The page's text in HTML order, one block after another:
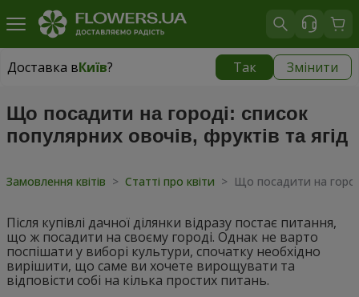
Доставка вКиїв? Так Змінити
Доставка вКиїв
Що посадити на городі: список
популярних овочів, фруктів та ягід
Замовлення квітів > Статті про квіти > Що посадити на
Після купівлі дачної ділянки відразу постає питання,
що ж посадити на своєму городі. Однак не варто
поспішати у виборі культури, спочатку необхідно
вирішити, що саме ви хочете вирощувати та
відповісти собі на кілька простих питань.